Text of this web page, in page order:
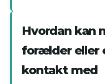
Hvordan kan
forælder eller
kontakt med